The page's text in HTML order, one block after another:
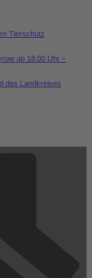
Tierschutz
ab 18:00 Uhr –
des Landkreises